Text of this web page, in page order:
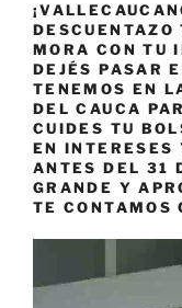
MORA CON TU
DEJÉS PASAR
TENEMOS EN
DEL CAUCA
CUIDES TU
EN INTERESES
ANTES DEL 31
GRANDE Y
TE CONTAMOS